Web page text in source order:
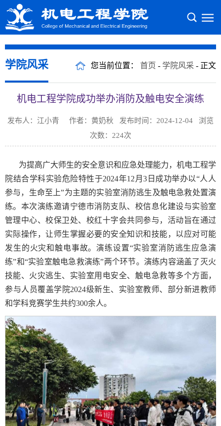
学院风采 您当前位置： 首页 - 学院风采 - 正文
机电工程学院成功举办消防及触电安全演练
发布人：江小青 作者：黄奶秋 发布时间：2024-12-04 浏览
次数： 224次
为提高广大师生的安全意识和应急处理能力，机电工程学
院结合学科实验危险特性于2024年12月3日成功举办以“人人
参与，生命至上”为主题的实验室消防逃生及触电急救处置演
练。本次演练邀请宁德市消防支队、校信息化建设与实验室
管理中心、校保卫处、校红十字会共同参与，活动旨在通过
实际操作，让师生掌握必要的安全知识和技能，以应对可能
发生的火灾和触电事故。演练设置“实验室消防逃生应急演
练”和“实验室触电急救演练”两个环节。演练内容涵盖了灭火
技能、火灾逃生、实验室用电安全、触电急救等多个方面，
参与人员覆盖学院2024级新生、实验室教师、部分新进教师
和学科竞赛学生共约300余人。